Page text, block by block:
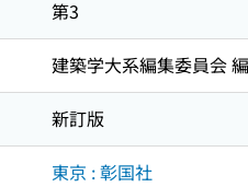
第3
建築学大系編集委員会 編
新訂版
東京 : 彰国社